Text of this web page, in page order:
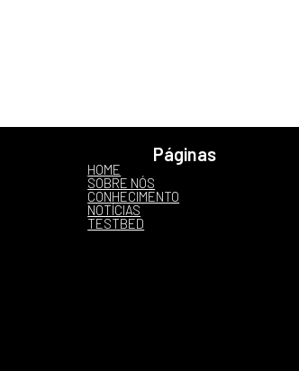
Páginas
HOME
SOBRE NÓS
CONHECIMENTO
NOTÍCIAS
TESTBED